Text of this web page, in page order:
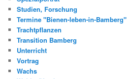
Studien, Forschung
Termine "Bienen-leben-in-Bamberg"
Trachtpflanzen
Transition Bamberg
Unterricht
Vortrag
Wachs